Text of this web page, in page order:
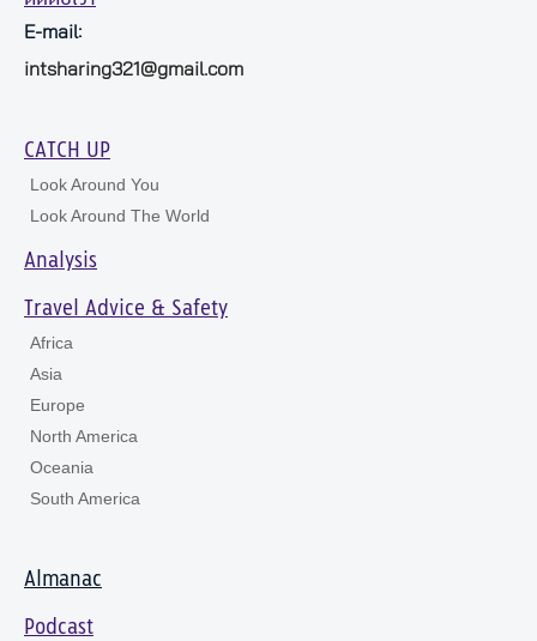
E-mail:
intsharing321@gmail.com
CATCH UP
Look Around You
Look Around The World
Analysis
Travel Advice & Safety
Africa
Asia
Europe
North America
Oceania
South America
Almanac
Podcast